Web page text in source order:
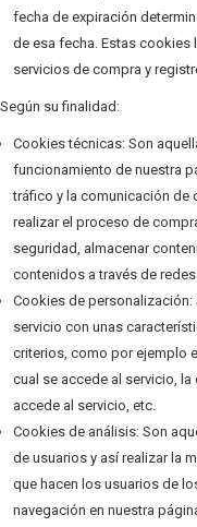
fecha de expiración
de esa fecha. Estas cookies
servicios de compra y
Según su finalidad:
Cookies técnicas: Son
funcionamiento de nuestra
tráfico y la comunicación de
realizar el proceso de
seguridad, almacenar
contenidos a través de
Cookies de personalización:
servicio con unas
criterios, como por ejemplo
cual se accede al servicio,
accede al servicio, etc.
Cookies de análisis: Son
de usuarios y así realizar la
que hacen los usuarios de
navegación en nuestra